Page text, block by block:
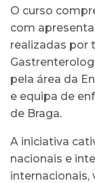
O curso
com
realizadas por
pela área da
e equipa de
de Braga.
A iniciativa
nacionais e
internacionais,